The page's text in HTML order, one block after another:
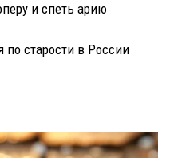
и спеть арию
старости в России